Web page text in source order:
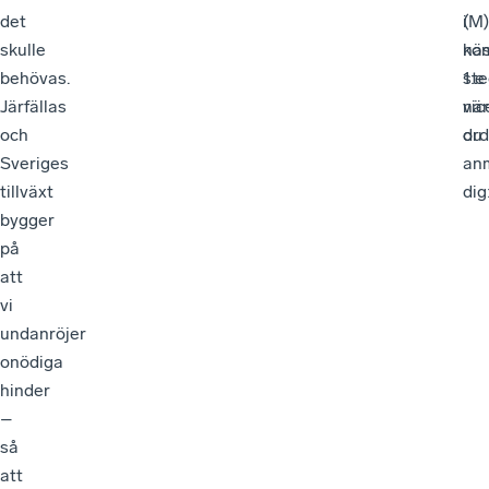
det
skulle
behövas.
Järfällas
och
Sveriges
tillväxt
bygger
på
att
vi
undanröjer
onödiga
hinder
–
så
att
1:e
i
när
du